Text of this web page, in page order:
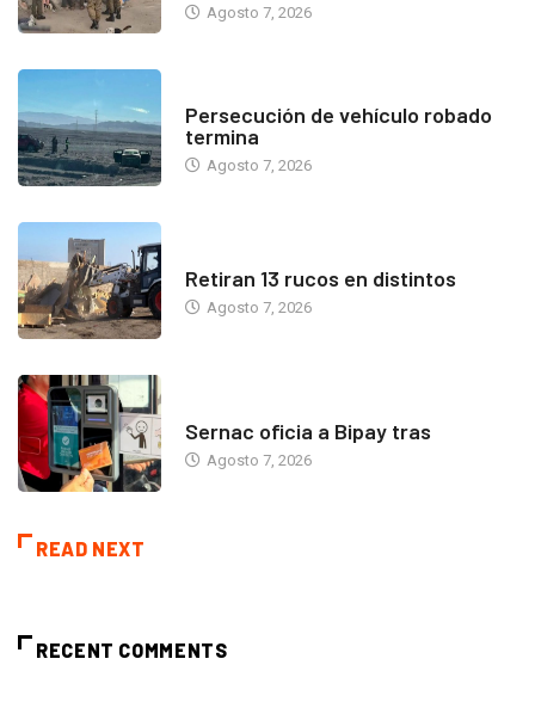
Agosto 7, 2026
Persecución de vehículo robado
termina
Agosto 7, 2026
Retiran 13 rucos en distintos
Agosto 7, 2026
Sernac oficia a Bipay tras
Agosto 7, 2026
READ NEXT
RECENT COMMENTS